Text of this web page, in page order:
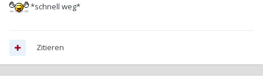
*schnell weg*
Zitieren